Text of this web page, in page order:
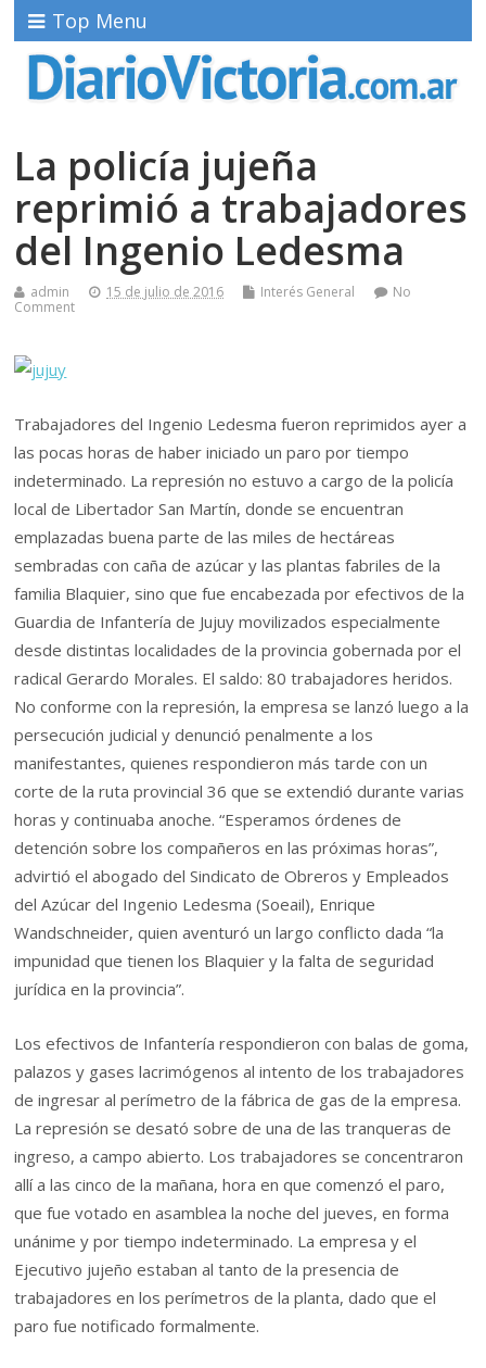
Top Menu
La policía jujeña
reprimió a trabajadores
del Ingenio Ledesma
admin 15 de julio de 2016 Interés General
No
Comment
Trabajadores del Ingenio Ledesma fueron reprimidos ayer a
las pocas horas de haber iniciado un paro por tiempo
indeterminado. La represión no estuvo a cargo de la policía
local de Libertador San Martín, donde se encuentran
emplazadas buena parte de las miles de hectáreas
sembradas con caña de azúcar y las plantas fabriles de la
familia Blaquier, sino que fue encabezada por efectivos de la
Guardia de Infantería de Jujuy movilizados especialmente
desde distintas localidades de la provincia gobernada por el
radical Gerardo Morales. El saldo: 80 trabajadores heridos.
No conforme con la represión, la empresa se lanzó luego a la
persecución judicial y denunció penalmente a los
manifestantes, quienes respondieron más tarde con un
corte de la ruta provincial 36 que se extendió durante varias
horas y continuaba anoche. “Esperamos órdenes de
detención sobre los compañeros en las próximas horas”,
advirtió el abogado del Sindicato de Obreros y Empleados
del Azúcar del Ingenio Ledesma (Soeail), Enrique
Wandschneider, quien aventuró un largo conflicto dada “la
impunidad que tienen los Blaquier y la falta de seguridad
jurídica en la provincia”.
Los efectivos de Infantería respondieron con balas de goma,
palazos y gases lacrimógenos al intento de los trabajadores
de ingresar al perímetro de la fábrica de gas de la empresa.
La represión se desató sobre de una de las tranqueras de
ingreso, a campo abierto. Los trabajadores se concentraron
allí a las cinco de la mañana, hora en que comenzó el paro,
que fue votado en asamblea la noche del jueves, en forma
unánime y por tiempo indeterminado. La empresa y el
Ejecutivo jujeño estaban al tanto de la presencia de
trabajadores en los perímetros de la planta, dado que el
paro fue notificado formalmente.